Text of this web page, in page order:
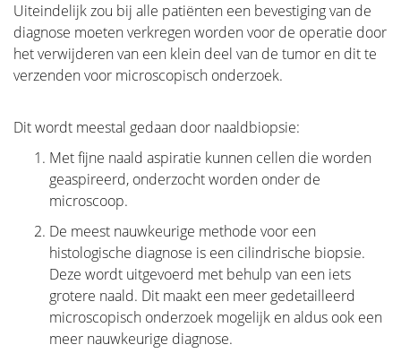
Uiteindelijk zou bij alle patiënten een bevestiging van de
diagnose moeten verkregen worden voor de operatie door
het verwijderen van een klein deel van de tumor en dit te
verzenden voor microscopisch onderzoek.
Dit wordt meestal gedaan door naaldbiopsie:
Met fijne naald aspiratie kunnen cellen die worden
geaspireerd, onderzocht worden onder de
microscoop.
De meest nauwkeurige methode voor een
histologische diagnose is een cilindrische biopsie.
Deze wordt uitgevoerd met behulp van een iets
grotere naald. Dit maakt een meer gedetailleerd
microscopisch onderzoek mogelijk en aldus ook een
meer nauwkeurige diagnose.